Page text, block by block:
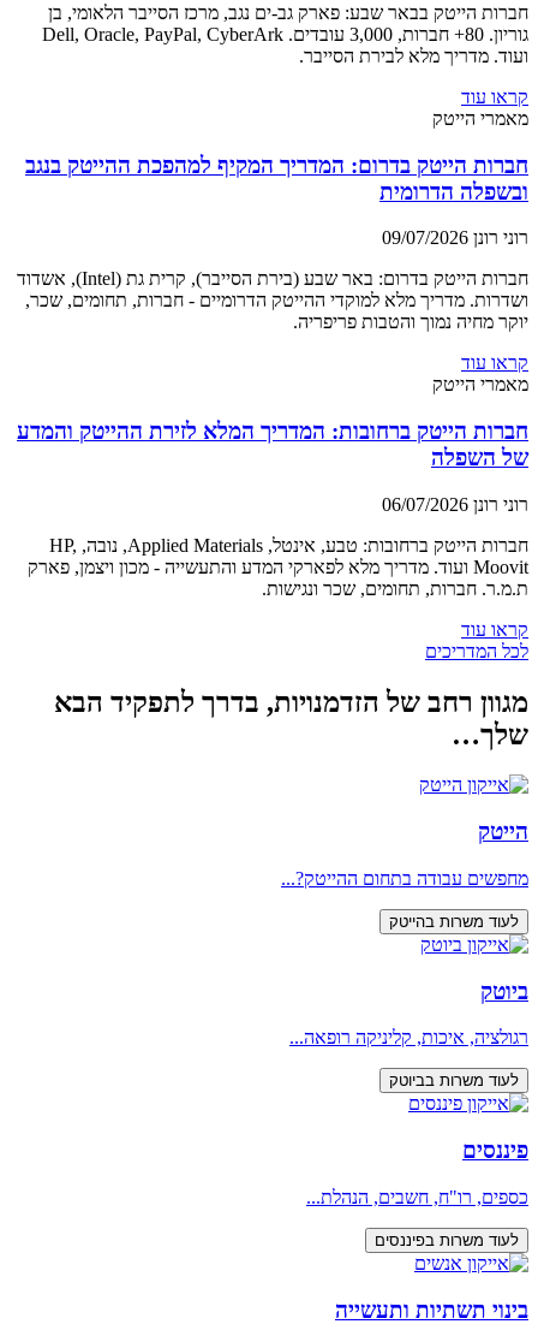
חברות הייטק בבאר שבע: פארק גב-ים נגב, מרכז הסייבר הלאומי, בן
גוריון. 80+ חברות, 3,000 עובדים. Dell, Oracle, PayPal, CyberArk
ועוד. מדריך מלא לבירת הסייבר.
קראו עוד
מאמרי הייטק
חברות הייטק בדרום: המדריך המקיף למהפכת ההייטק בנגב
ובשפלה הדרומית
רוני רונן 09/07/2026
חברות הייטק בדרום: באר שבע (בירת הסייבר), קרית גת (Intel), אשדוד
ושדרות. מדריך מלא למוקדי ההייטק הדרומיים - חברות, תחומים, שכר,
יוקר מחיה נמוך והטבות פריפריה.
קראו עוד
מאמרי הייטק
חברות הייטק ברחובות: המדריך המלא לזירת ההייטק והמדע
של השפלה
רוני רונן 06/07/2026
חברות הייטק ברחובות: טבע, אינטל, Applied Materials, נובה, HP,
Moovit ועוד. מדריך מלא לפארקי המדע והתעשייה - מכון ויצמן, פארק
ת.מ.ר. חברות, תחומים, שכר ונגישות.
קראו עוד
לכל המדריכים
מגוון רחב של הזדמנויות, בדרך לתפקיד הבא
שלך…
הייטק
מחפשים עבודה בתחום ההייטק?...
לעוד משרות בהייטק
ביוטק
רגולציה, איכות, קליניקה רופאה...
לעוד משרות בביוטק
פיננסים
כספים, רו"ח, חשבים, הנהלת...
לעוד משרות בפיננסים
בינוי תשתיות ותעשייה